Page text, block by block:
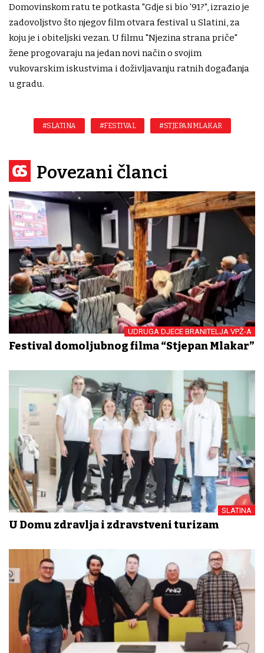
Domovinskom ratu te potkasta "Gdje si bio '91?", izrazio je
zadovoljstvo što njegov film otvara festival u Slatini, za
koju je i obiteljski vezan. U filmu "Njezina strana priče"
žene progovaraju na jedan novi način o svojim
vukovarskim iskustvima i doživljavanju ratnih događanja
u gradu.
#SLATINA #FESTIVAL #STJEPAN MLAKAR
Povezani članci
UDRUGA DJECE BRANITELJA VPŽ-A
Festival domoljubnog filma “Stjepan Mlakar”
SLATINA
U Domu zdravlja i zdravstveni turizam